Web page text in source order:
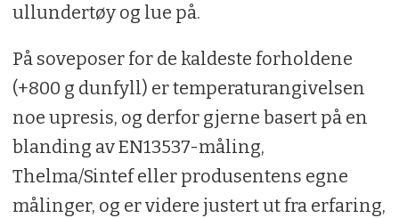
ullundertøy og lue på.
På soveposer for de kaldeste forholdene
(+800 g dunfyll) er temperaturangivelsen
noe upresis, og derfor gjerne basert på en
blanding av EN13537-måling,
Thelma/Sintef eller produsentens egne
målinger, og er videre justert ut fra erfaring,